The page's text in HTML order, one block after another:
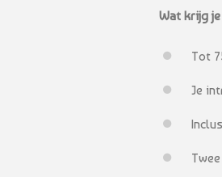
Wat krijg
Tot
Je